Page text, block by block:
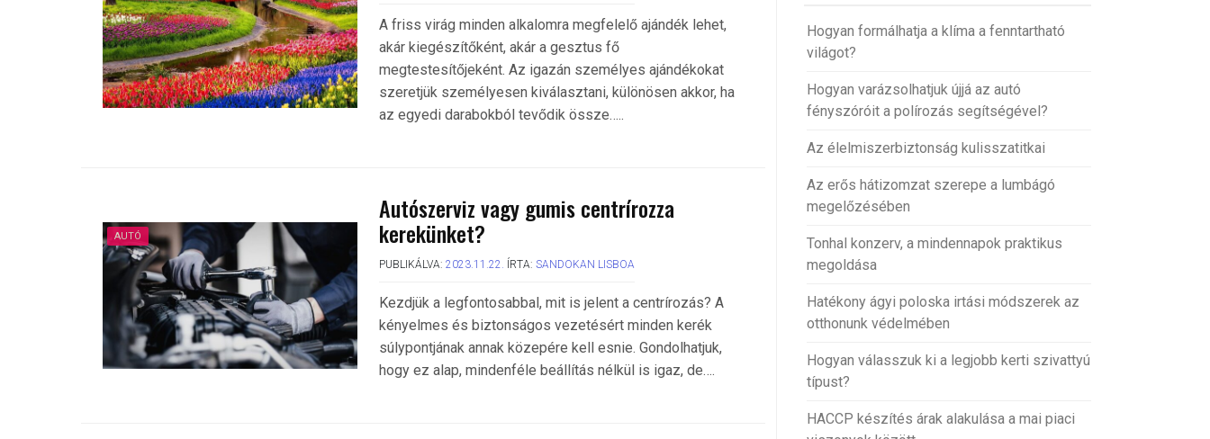
A friss virág minden alkalomra megfelelő ajándék lehet,
akár kiegészítőként, akár a gesztus fő
megtestesítőjeként. Az igazán személyes ajándékokat
szeretjük személyesen kiválasztani, különösen akkor, ha
az egyedi darabokból tevődik össze…..
AUTÓ
Autószerviz vagy gumis centrírozza
kerekünket?
PUBLIKÁLVA: 2023.11.22. ÍRTA: SANDOKAN LISBOA
Kezdjük a legfontosabbal, mit is jelent a centrírozás? A
kényelmes és biztonságos vezetésért minden kerék
súlypontjának annak közepére kell esnie. Gondolhatjuk,
hogy ez alap, mindenféle beállítás nélkül is igaz, de….
Hogyan formálhatja a klíma a fenntartható
világot?
Hogyan varázsolhatjuk újjá az autó
fényszóróit a polírozás segítségével?
Az élelmiszerbiztonság kulisszatitkai
Az erős hátizomzat szerepe a lumbágó
megelőzésében
Tonhal konzerv, a mindennapok praktikus
megoldása
Hatékony ágyi poloska irtási módszerek az
otthonunk védelmében
Hogyan válasszuk ki a legjobb kerti szivattyú
típust?
HACCP készítés árak alakulása a mai piaci